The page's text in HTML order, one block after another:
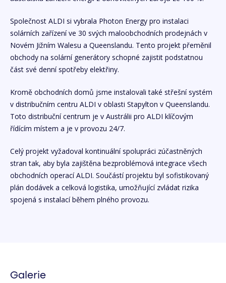
Společnost ALDI si vybrala Photon Energy pro instalaci
solárních zařízení ve 30 svých maloobchodních prodejnách v
Novém Jižním Walesu a Queenslandu. Tento projekt přeměnil
obchody na solární generátory schopné zajistit podstatnou
část své denní spotřeby elektřiny.
Kromě obchodních domů jsme instalovali také střešní systém
v distribučním centru ALDI v oblasti Stapylton v Queenslandu.
Toto distribuční centrum je v Austrálii pro ALDI klíčovým
řídícím místem a je v provozu 24/7.
Celý projekt vyžadoval kontinuální spolupráci zúčastněných
stran tak, aby byla zajištěna bezproblémová integrace všech
obchodních operací ALDI. Součástí projektu byl sofistikovaný
plán dodávek a celková logistika, umožňující zvládat rizika
spojená s instalací během plného provozu.
Galerie